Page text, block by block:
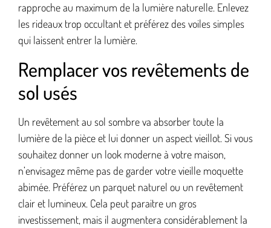
rapproche au maximum de la lumière naturelle. Enlevez
les rideaux trop occultant et préférez des voiles simples
qui laissent entrer la lumière.
Remplacer vos revêtements de
sol usés
Un revêtement au sol sombre va absorber toute la
lumière de la pièce et lui donner un aspect vieillot. Si vous
souhaitez donner un look moderne à votre maison,
n’envisagez même pas de garder votre vieille moquette
abimée. Préférez un parquet naturel ou un revêtement
clair et lumineux. Cela peut paraitre un gros
investissement, mais il augmentera considérablement la